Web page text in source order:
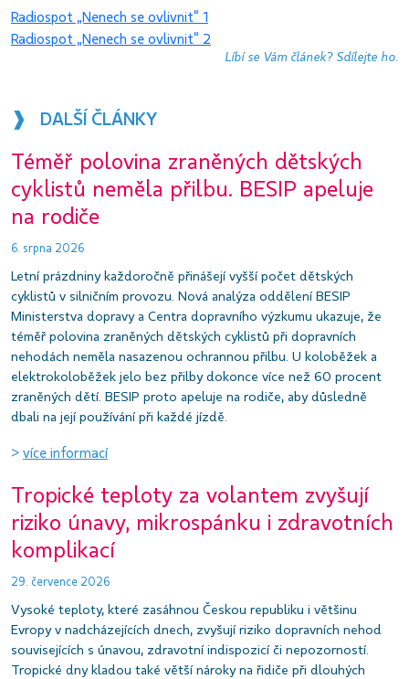
Radiospot „Nenech se ovlivnit“ 1
Radiospot „Nenech se ovlivnit“ 2
Líbí se Vám článek? Sdílejte ho.
❱ DALŠÍ ČLÁNKY
Téměř polovina zraněných dětských
cyklistů neměla přilbu. BESIP apeluje
na rodiče
6. srpna 2026
Letní prázdniny každoročně přinášejí vyšší počet dětských
cyklistů v silničním provozu. Nová analýza oddělení BESIP
Ministerstva dopravy a Centra dopravního výzkumu ukazuje, že
téměř polovina zraněných dětských cyklistů při dopravních
nehodách neměla nasazenou ochrannou přilbu. U koloběžek a
elektrokoloběžek jelo bez přilby dokonce více než 60 procent
zraněných dětí. BESIP proto apeluje na rodiče, aby důsledně
dbali na její používání při každé jízdě.
> více informací
Tropické teploty za volantem zvyšují
riziko únavy, mikrospánku i zdravotních
komplikací
29. července 2026
Vysoké teploty, které zasáhnou Českou republiku i většinu
Evropy v nadcházejících dnech, zvyšují riziko dopravních nehod
souvisejících s únavou, zdravotní indispozicí či nepozorností.
Tropické dny kladou také větší nároky na řidiče při dlouhých